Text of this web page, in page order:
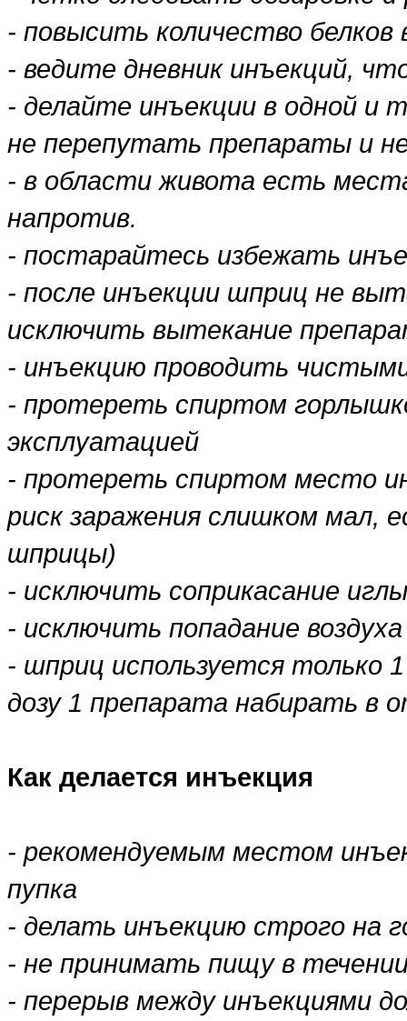
- повысить количество белков
- ведите дневник инъекций,
- делайте инъекции в одной и
не перепутать препараты и
- в области живота есть
напротив.
- постарайтесь избежать
- после инъекции шприц не
исключить вытекание
- инъекцию проводить
- протереть спиртом
эксплуатацией
- протереть спиртом место
риск заражения слишком мал,
шприцы)
- исключить соприкасание
- исключить попадание
- шприц используется только
дозу 1 препарата набирать в
Как делается инъекция
- рекомендуемым местом
пупка
- делать инъекцию строго на
- не принимать пищу в
- перерыв между инъекциями